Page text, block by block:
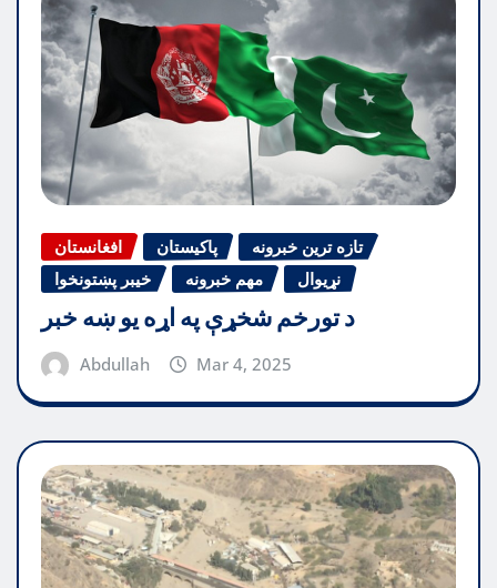
افغانستان پاکیستان
تازه ترین خبرونه
خیبر پښتونخوا
مهم خبرونه نړیوال
د تورخم شخړې په اړه یو ښه خبر
Abdullah Mar 4, 2025